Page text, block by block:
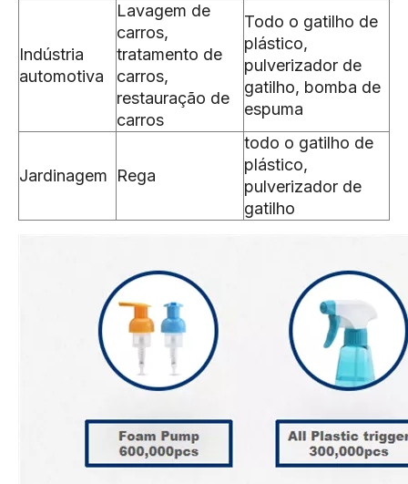
Indústria
automotiva
Lavagem de
carros,
tratamento de
carros,
restauração de
carros
Todo o gatilho de
plástico,
pulverizador de
gatilho, bomba de
espuma
Jardinagem Rega
todo o gatilho de
plástico,
pulverizador de
gatilho